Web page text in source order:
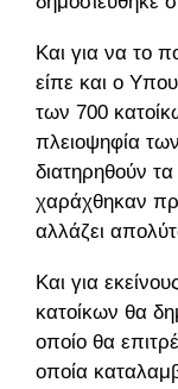
Και για να το
είπε και ο
των 700
πλειοψηφία
διατηρηθούν
χαράχθηκαν
αλλάζει
Και για
κατοίκων θα
οποίο θα
οποία